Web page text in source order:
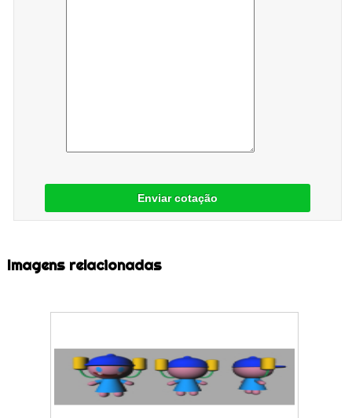
Enviar cotação
Imagens relacionadas